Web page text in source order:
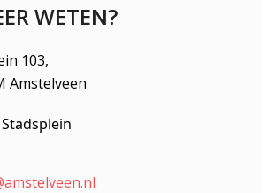
WETEN?
103,
Amstelveen